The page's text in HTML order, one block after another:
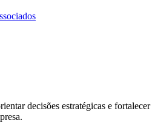
decisões estratégicas e fortalecer